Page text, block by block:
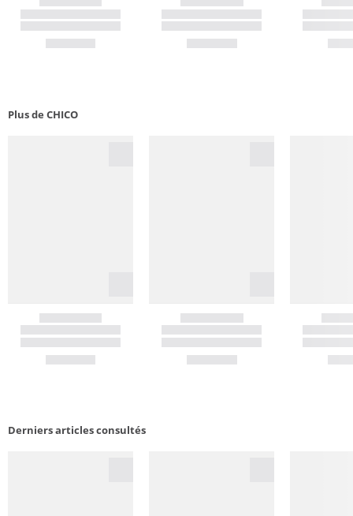
Plus de CHICO
Derniers articles consultés